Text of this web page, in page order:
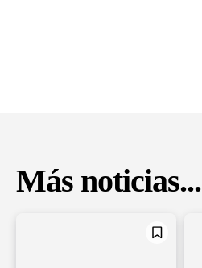
Más noticias...